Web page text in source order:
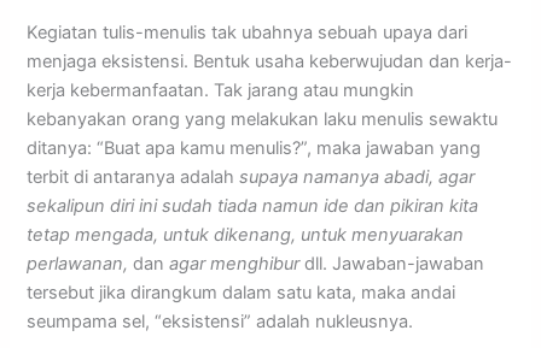
Kegiatan tulis-menulis tak ubahnya sebuah upaya dari
menjaga eksistensi. Bentuk usaha keberwujudan dan kerja-
kerja kebermanfaatan. Tak jarang atau mungkin
kebanyakan orang yang melakukan laku menulis sewaktu
ditanya: “Buat apa kamu menulis?”, maka jawaban yang
terbit di antaranya adalahsupaya namanya abadi, agar
sekalipun diri ini sudah tiada namun ide dan pikiran kita
tetap mengada, untuk dikenang, untuk menyuarakan
perlawanan, danagar menghiburdll. Jawaban-jawaban
tersebut jika dirangkum dalam satu kata, maka andai
seumpama sel, “eksistensi” adalah nukleusnya.